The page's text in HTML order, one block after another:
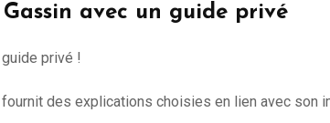
avec un guide privé
privé !
des explications choisies en lien avec son